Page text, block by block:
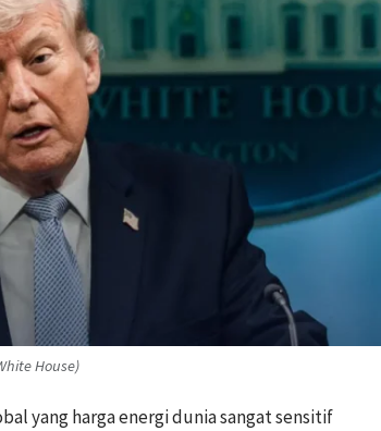
House)
yang harga energi dunia sangat sensitif